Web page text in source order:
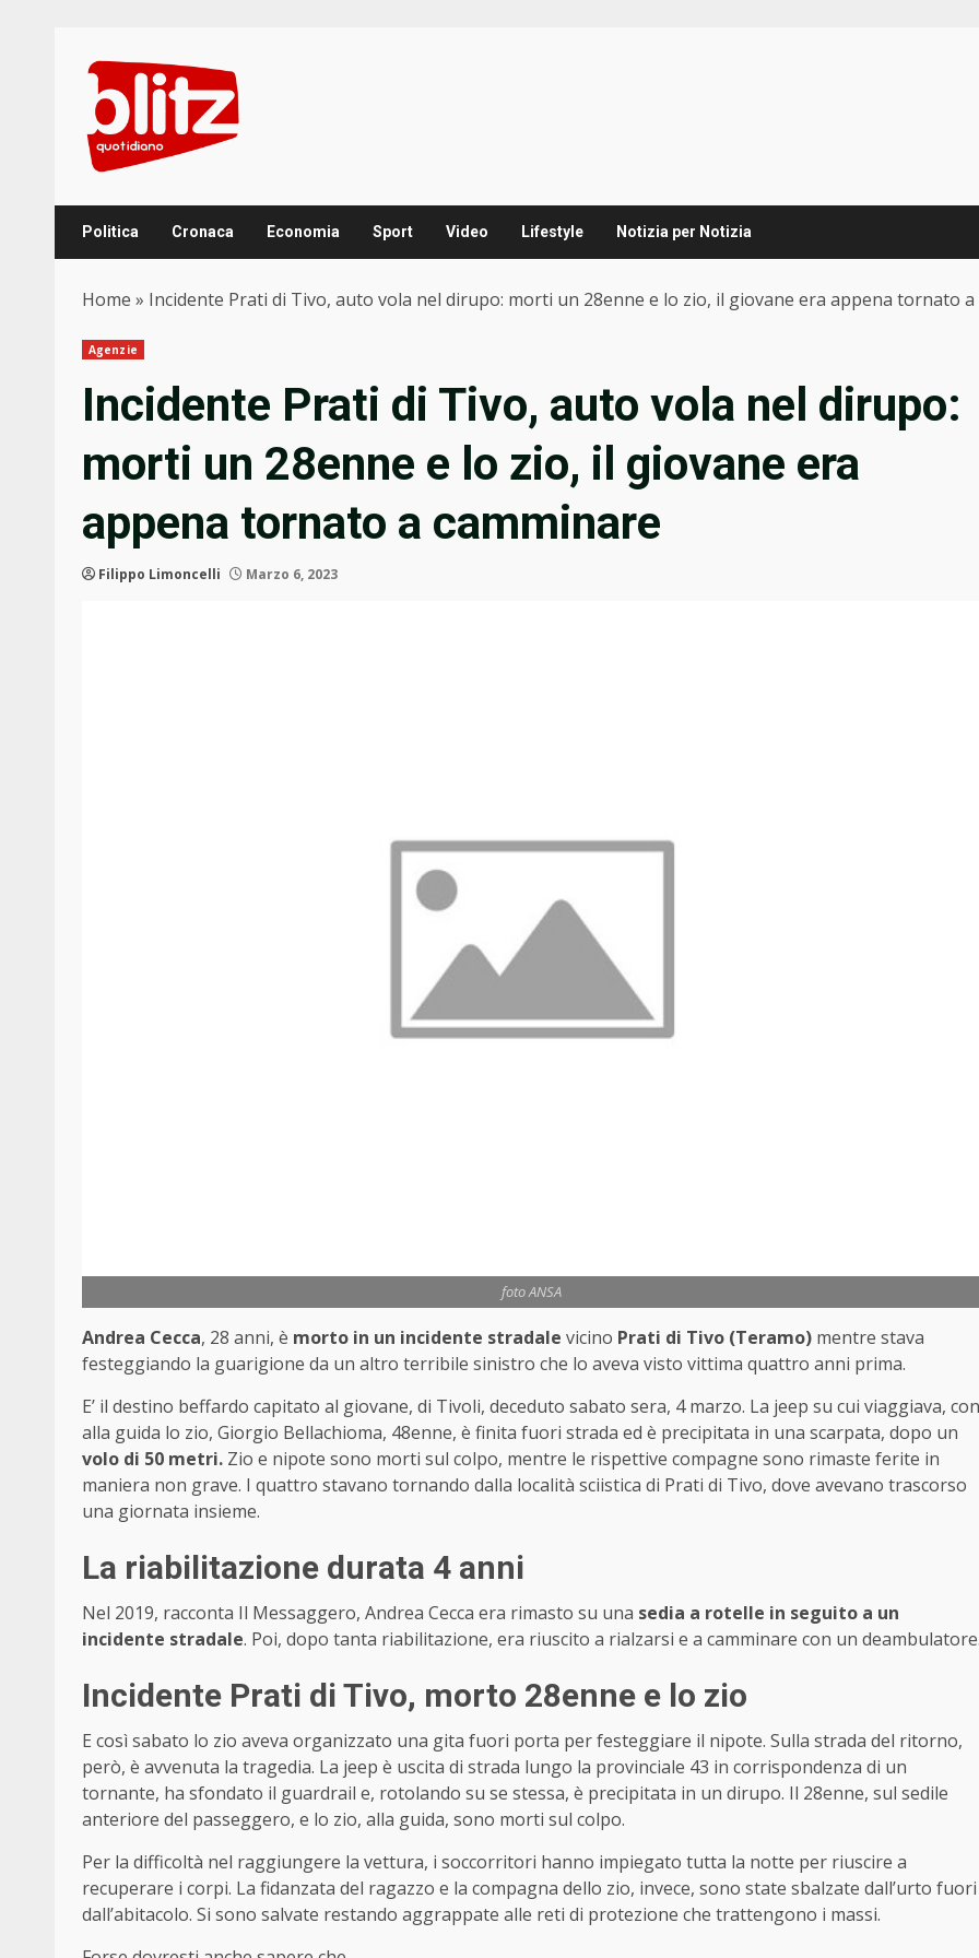
content
Politica Cronaca Economia Sport Video Lifestyle Notizia per Notizia
Home » Incidente Prati di Tivo, auto vola nel dirupo: morti un 28enne e lo zio, il giovane era appena tornato
Agenzie
Incidente Prati di Tivo, auto vola nel dirupo:
morti un 28enne e lo zio, il giovane era
appena tornato a camminare
Filippo Limoncelli Marzo 6, 2023
foto ANSA
Andrea Cecca, 28 anni, è morto in un incidente stradale vicino Prati di Tivo (Teramo) mentre stava
festeggiando la guarigione da un altro terribile sinistro che lo aveva visto vittima quattro anni prima.
E’ il destino beffardo capitato al giovane, di Tivoli, deceduto sabato sera, 4 marzo. La jeep su cui viaggiava, con
alla guida lo zio, Giorgio Bellachioma, 48enne, è finita fuori strada ed è precipitata in una scarpata, dopo un
volo di 50 metri. Zio e nipote sono morti sul colpo, mentre le rispettive compagne sono rimaste ferite in
maniera non grave. I quattro stavano tornando dalla località sciistica di Prati di Tivo, dove avevano trascorso
una giornata insieme.
La riabilitazione durata 4 anni
Nel 2019, racconta Il Messaggero, Andrea Cecca era rimasto su una sedia a rotelle in seguito a un
incidente stradale. Poi, dopo tanta riabilitazione, era riuscito a rialzarsi e a camminare con un
Incidente Prati di Tivo, morto 28enne e lo zio
E così sabato lo zio aveva organizzato una gita fuori porta per festeggiare il nipote. Sulla strada del ritorno,
però, è avvenuta la tragedia. La jeep è uscita di strada lungo la provinciale 43 in corrispondenza di un
tornante, ha sfondato il guardrail e, rotolando su se stessa, è precipitata in un dirupo. Il 28enne, sul sedile
anteriore del passeggero, e lo zio, alla guida, sono morti sul colpo.
Per la difficoltà nel raggiungere la vettura, i soccorritori hanno impiegato tutta la notte per riuscire a
recuperare i corpi. La fidanzata del ragazzo e la compagna dello zio, invece, sono state sbalzate dall’urto fuori
dall’abitacolo. Si sono salvate restando aggrappate alle reti di protezione che trattengono i massi.